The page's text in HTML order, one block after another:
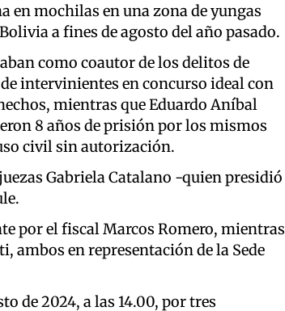
en mochilas en una zona de yungas
a fines de agosto del año pasado.
como coautor de los delitos de
intervinientes en concurso ideal con
mientras que Eduardo Aníbal
8 años de prisión por los mismos
civil sin autorización.
Gabriela Catalano -quien presidió
por el fiscal Marcos Romero, mientras
ambos en representación de la Sede
de 2024, a las 14.00, por tres